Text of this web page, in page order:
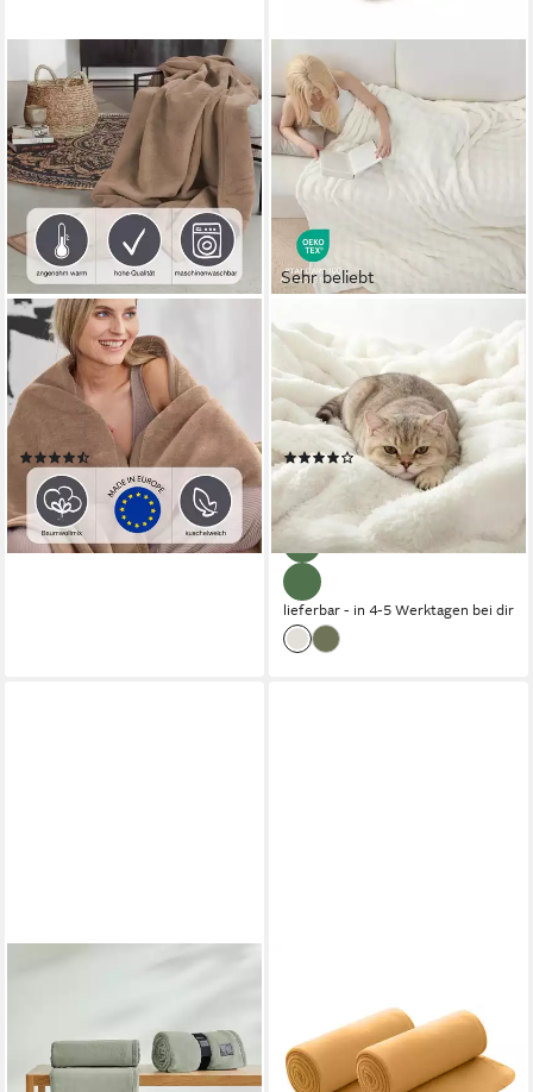
IBENA
Wohndecke Luxus,
verschiedene Größen, uni,
Kuscheldecke, Premium,
made in Europe!
(2618)
38,99 €
lieferbar - in 4-5 Werktagen bei dir
+15
Sehr beliebt
TOPFINEL
Wohndecke Kuscheldecke
150x200 weiß, Fleecedecke
weich, dicke Decke, Wolldecke
Sofadecke, luxuriös gestreift
Muster
(39)
ab 24,99 € UVP150,00 €
-83%
lieferbar - in 4-5 Werktagen bei dir